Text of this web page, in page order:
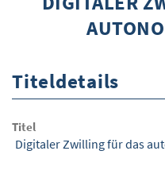
ÜBER
FRAGEN
Titeldetails
Titel
Digitaler Zwilling für das